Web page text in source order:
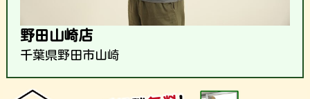
野田山崎店
千葉県野田市山崎